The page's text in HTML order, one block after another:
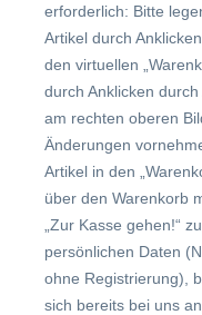
erforderlich: Bitte
Artikel durch
den virtuellen
durch Anklicken
am rechten oberen
Änderungen
Artikel in den
über den Warenkorb
„Zur Kasse gehen!“
persönlichen Daten
ohne Registrierung),
sich bereits bei uns